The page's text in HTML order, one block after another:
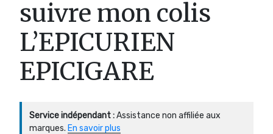
suivre mon colis
L’EPICURIEN
EPICIGARE
Service indépendant :Assistance non affiliée aux
marques. En savoir plus